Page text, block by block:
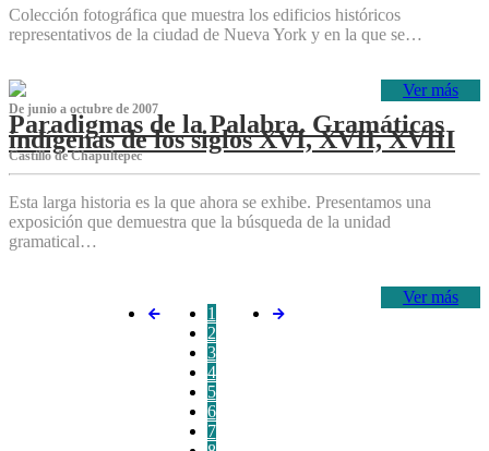
Colección fotográfica que muestra los edificios históricos
representativos de la ciudad de Nueva York y en la que se…
Ver más
De junio a octubre de 2007
Paradigmas de la Palabra. Gramáticas
indígenas de los siglos XVI, XVII, XVIII
Castillo de Chapultepec
Esta larga historia es la que ahora se exhibe. Presentamos una
exposición que demuestra que la búsqueda de la unidad
gramatical…
Ver más
1
2
3
4
5
6
7